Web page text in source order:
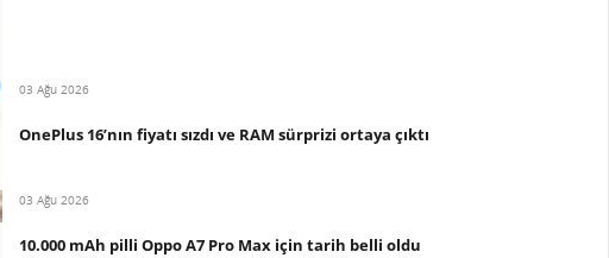
03 Ağu 2026
OnePlus 16’nın fiyatı sızdı ve RAM sürprizi ortaya çıktı
03 Ağu 2026
10.000 mAh pilli Oppo A7 Pro Max için tarih belli oldu